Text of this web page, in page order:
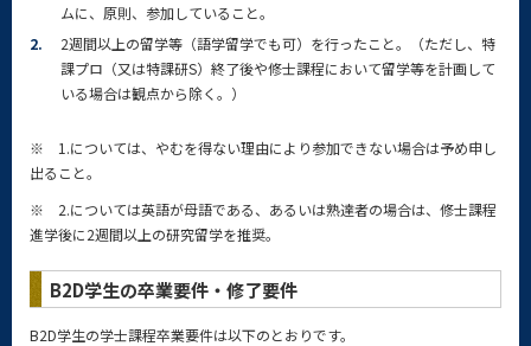
ムに、原則、参加していること。
2.
2週間以上の留学等（語学留学でも可）を行ったこと。（ただし、特
課プロ（又は特課研S）終了後や修士課程において留学等を計画して
いる場合は観点から除く。）
※ 1.については、やむを得ない理由により参加できない場合は予め申し
出ること。
※ 2.については英語が母語である、あるいは熟達者の場合は、修士課程
進学後に2週間以上の研究留学を推奨。
B2D学生の卒業要件・修了要件
B2D学生の学士課程卒業要件は以下のとおりです。